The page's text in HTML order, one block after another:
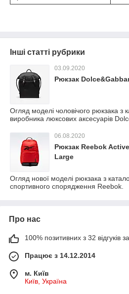
Інші статті рубрики
03.09.2020
Рюкзак
Огляд моделі чоловічого рюкзака з
виробника люксових аксесуарів
06.08.2020
Рюкзак Reebok
Large
Огляд нової моделі рюкзака з
спортивного спорядження Reebok.
Про нас
100% позитивних з 32 відгуків
Працює з 14.12.2014
м. Київ
Київ, Україна